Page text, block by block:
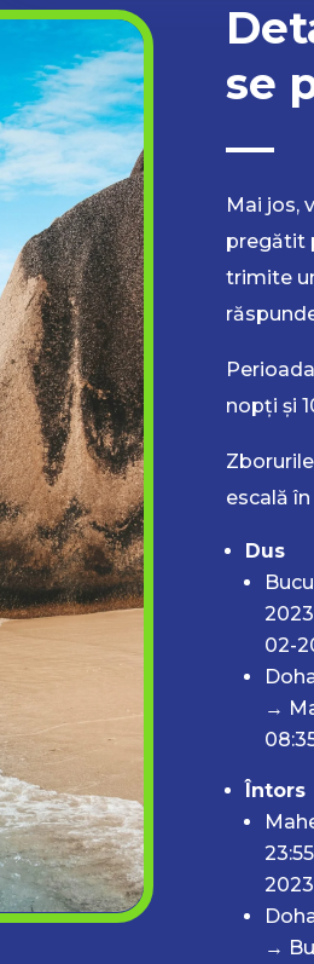
se
Mai jos,
pregătit
trimite
nopți și
escală
Dus
02-
→
Întors
→